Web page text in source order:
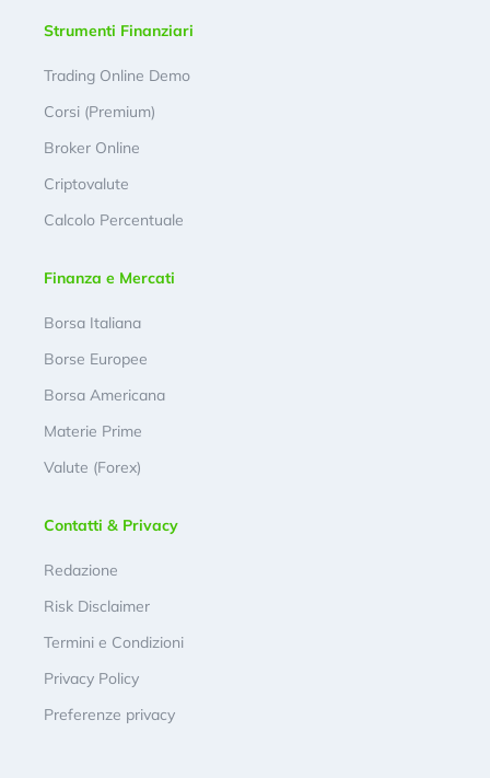
Strumenti Finanziari
Trading Online Demo
Corsi (Premium)
Broker Online
Criptovalute
Calcolo Percentuale
Finanza e Mercati
Borsa Italiana
Borse Europee
Borsa Americana
Materie Prime
Valute (Forex)
Contatti & Privacy
Redazione
Risk Disclaimer
Termini e Condizioni
Privacy Policy
Preferenze privacy